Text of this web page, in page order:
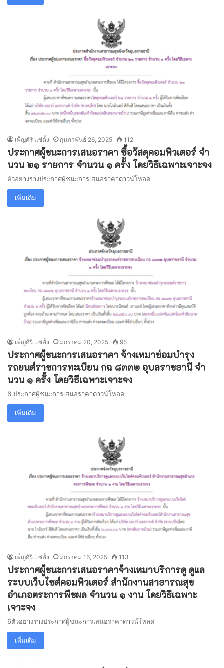
เพ็ญศิริ เเซ่ตั้ง กุมภาพันธ์ 26, 2025 112
ประกาศผู้ชนะการเสนอราคา ซื้อวัสดุคอมพิวเตอร์ จํา
นวน ๒๑ รายการ จํานวน ๑ ครั้ง โดยวิธีเฉพาะเจาะจง
ตัวอย่างร่างประกาศผู้ชนะการเสนอราคาดาวน์โหลด
เพิ่มเติม
เพ็ญศิริ เเซ่ตั้ง มกราคม 20, 2025 95
ประกาศผู้ชนะการเสนอราคา จ้างเหมาซ่อมบํารุง
รถยนต์ราชการทะเบียน กฉ ๘๓๓๒ อุบลราชธานี จํา
นวน ๑ ครั้ง โดยวิธีเฉพาะเจาะจง
6.ประกาศผู้ชนะการเสนอราคาดาวน์โหลด
เพิ่มเติม
เพ็ญศิริ เเซ่ตั้ง มกราคม 16, 2025 113
ประกาศผู้ชนะการเสนอราคาจ้างเหมาบริการดู ดูแล
ระบบเว็บไซต์คอมพิวเตอร์ สำนักงานสาธารณสุข
อำเภอตระการพืชผล จำนวน ๑ งาน โดยวิธีเฉพาะ
เจาะจง
6ตัวอย่างร่างประกาศผู้ชนะการเสนอราคาดาวน์โหลด
เพิ่มเติม